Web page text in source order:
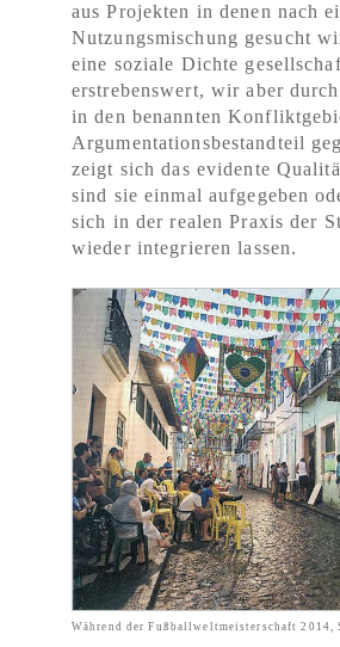
aus Projekten in denen nach
Nutzungsmischung gesucht
eine soziale Dichte
erstrebenswert, wir aber
in den benannten
Argumentationsbestandteil
zeigt sich das evidente
sind sie einmal aufgegeben
sich in der realen Praxis der
wieder integrieren lassen.
Während der Fußballweltmeisterschaft 2014,